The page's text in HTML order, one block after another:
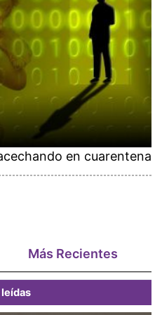
en cuarentena
Más Recientes
leídas